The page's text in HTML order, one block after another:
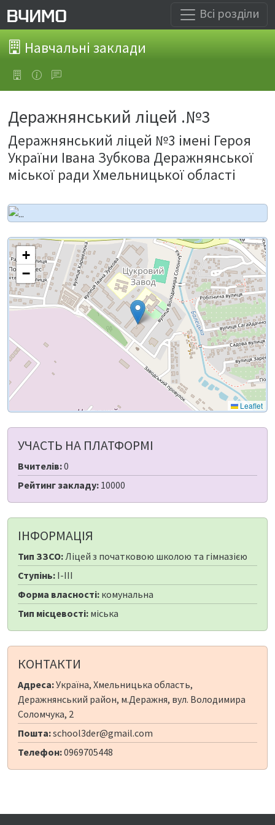
Всі розділи
Навчальні заклади
Деражнянський ліцей .№3
Деражнянський ліцей №3 імені Героя
України Івана Зубкова Деражнянської
міської ради Хмельницької області
+
−
Leaflet
УЧАСТЬ НА ПЛАТФОРМІ
Вчителів:0
Рейтинг закладу: 10000
ІНФОРМАЦІЯ
Тип ЗЗСО:Ліцей з початковою школою та гімназією
Ступінь: I-III
Форма власності: комунальна
Тип місцевості: міська
КОНТАКТИ
Адреса:Україна, Хмельницька область,
Деражнянський район, м.Деражня, вул. Володимира
Соломчука, 2
Пошта:school3der@gmail.com
Телефон:0969705448